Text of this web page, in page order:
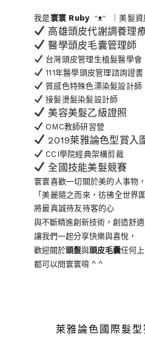
我是寰寰 Ruby ᵔᴥᵔ ｜美髮資
高雄頭皮代謝調養理
醫學頭皮毛囊管理師
台灣頭皮管理生植髮醫學會
111年醫學頭皮管理諮詢證書
質感色特殊色漂染髮設計師
接髮燙髮染髮設計師
美容美髮乙級證照
OMC教師研習營
2019萊雅論色型賞入
CCI學院經典架構剪裁
全國技能美髮競賽
寰寰喜歡一切關於美的人事物
「美麗隨之而來，彷彿全世界
將最真誠待友待客的心
與不斷精進創新技術，創造舒
讓我們一起分享快樂與喜悅，
歡迎關於頭髮與頭皮毛囊任何
都可以問寰寰唷 ^ ^
萊雅論色國際髮